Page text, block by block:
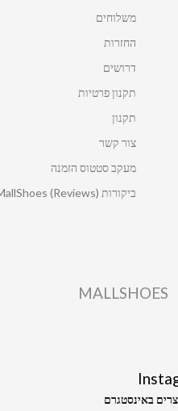
משלוחים
החזרות
דרושים
תקנון פרטיות
תקנון
צור קשר
מעקב סטטוס הזמנה
ביקורות MallShoes (Reviews)
MALLSHOES
באינסטגרם